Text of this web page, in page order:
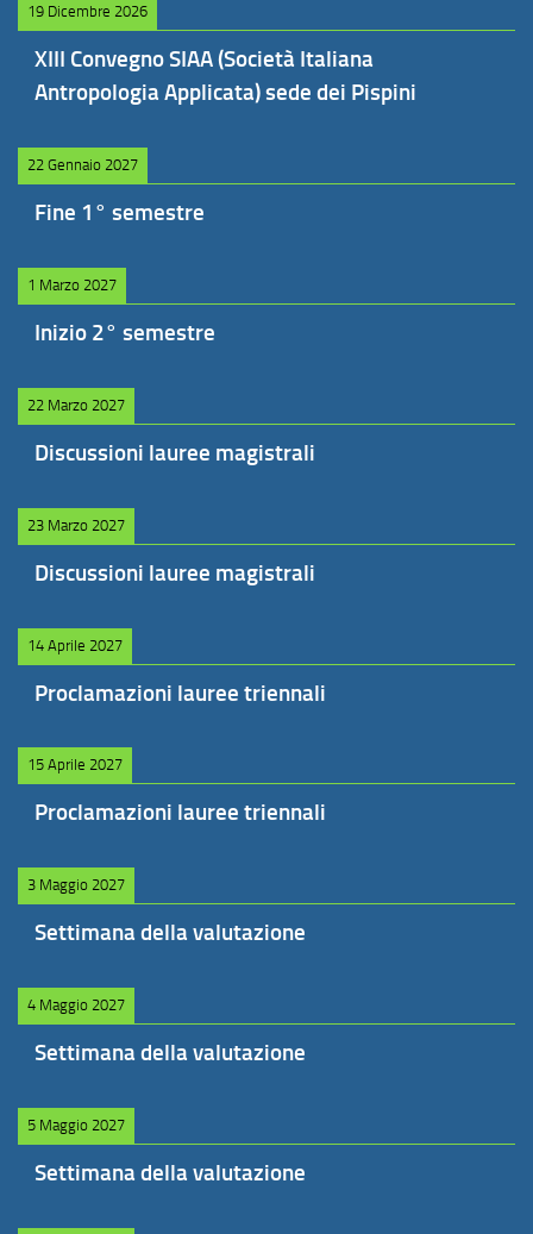
19 Dicembre 2026
XIII Convegno SIAA (Società Italiana
Antropologia Applicata) sede dei Pispini
22 Gennaio 2027
Fine 1° semestre
1 Marzo 2027
Inizio 2° semestre
22 Marzo 2027
Discussioni lauree magistrali
23 Marzo 2027
Discussioni lauree magistrali
14 Aprile 2027
Proclamazioni lauree triennali
15 Aprile 2027
Proclamazioni lauree triennali
3 Maggio 2027
Settimana della valutazione
4 Maggio 2027
Settimana della valutazione
5 Maggio 2027
Settimana della valutazione